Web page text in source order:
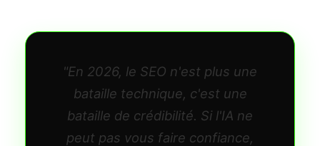
"En 2026, le SEO n'est plus une
bataille technique, c'est une
bataille de crédibilité. Si l'IA ne
peut pas vous faire confiance,